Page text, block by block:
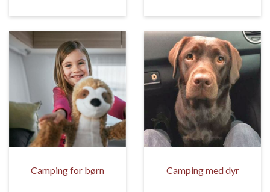
Camping for børn Camping med dyr